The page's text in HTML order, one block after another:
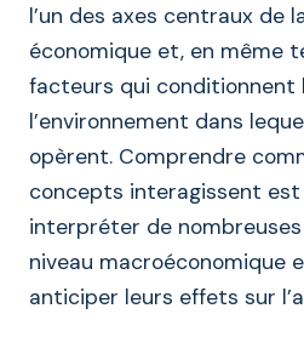
l’un des axes centraux de
économique et, en même
facteurs qui conditionnent
l’environnement dans
opèrent. Comprendre
concepts interagissent
interpréter de
niveau macroéconomique
anticiper leurs effets sur